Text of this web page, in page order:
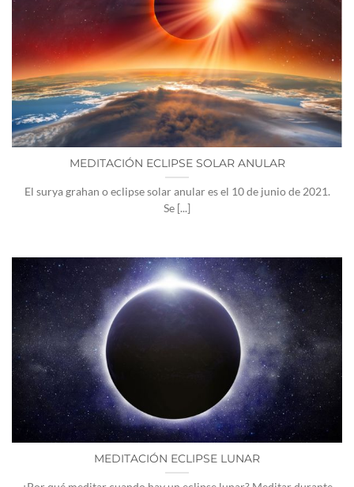
MEDITACIÓN ECLIPSE SOLAR ANULAR
El surya grahan o eclipse solar anular es el 10 de junio de 2021.
Se [...]
MEDITACIÓN ECLIPSE LUNAR